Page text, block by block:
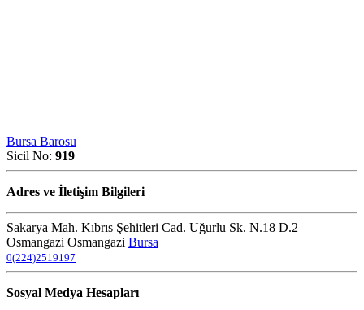
Bursa Barosu
Sicil No: 919
Adres ve İletişim Bilgileri
Sakarya Mah. Kıbrıs Şehitleri Cad. Uğurlu Sk. N.18 D.2
Osmangazi Osmangazi Bursa
0(224)2519197
Sosyal Medya Hesapları